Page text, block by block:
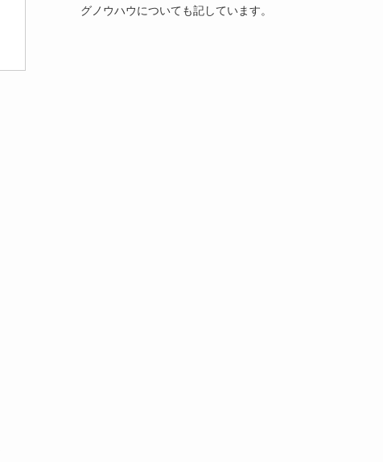
グノウハウについても記しています。